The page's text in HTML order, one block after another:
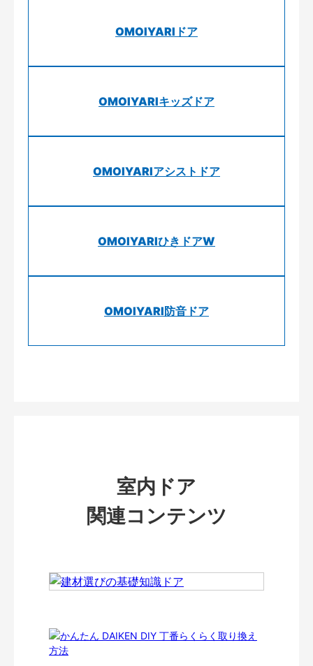
OMOIYARIドア
OMOIYARIキッズドア
OMOIYARIアシストドア
OMOIYARIひきドアW
OMOIYARI防音ドア
室内ドア
関連コンテンツ